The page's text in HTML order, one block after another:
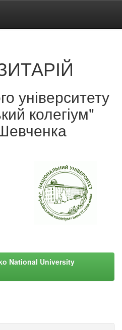
університету
колегіум"
National University